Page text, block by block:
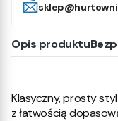
Opis produktu
Klasyczny, prosty
z łatwością